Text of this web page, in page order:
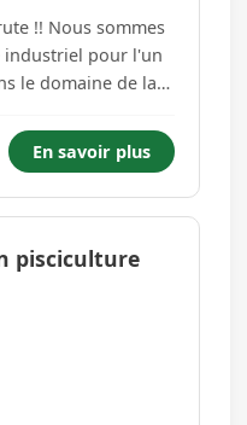
!! Nous sommes
industriel pour l'un
le domaine de la
: - Préparer les
dégraissage,
En savoir plus
pisciculture